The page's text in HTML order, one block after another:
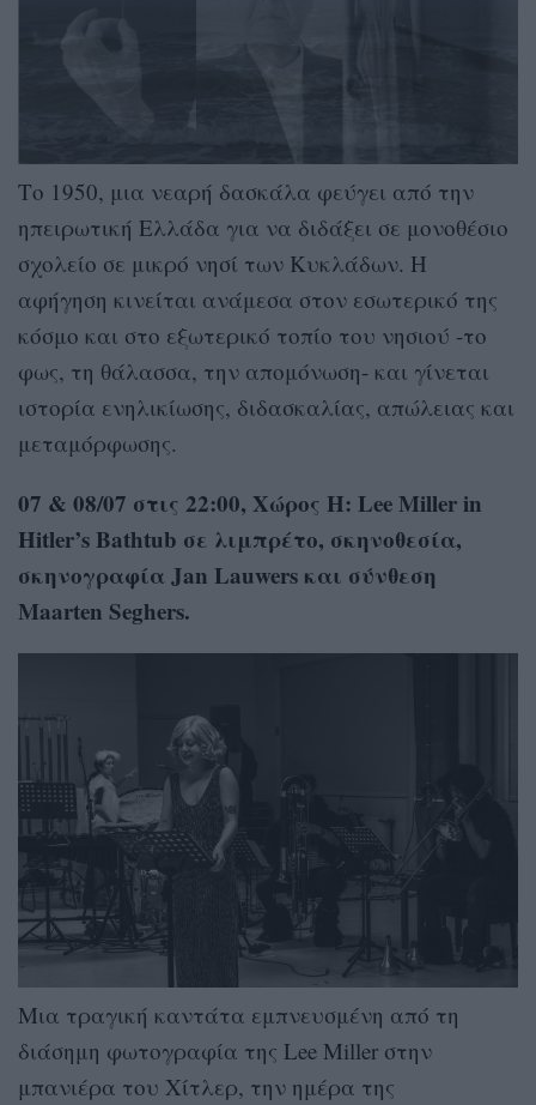
Το 1950, μια νεαρή δασκάλα φεύγει από την
ηπειρωτική Ελλάδα για να διδάξει σε μονοθέσιο
σχολείο σε μικρό νησί των Κυκλάδων. Η
αφήγηση κινείται ανάμεσα στον εσωτερικό της
κόσμο και στο εξωτερικό τοπίο του νησιού -το
φως, τη θάλασσα, την απομόνωση- και γίνεται
ιστορία ενηλικίωσης, διδασκαλίας, απώλειας και
μεταμόρφωσης.
07 & 08/07 στις 22:00, Χώρος Η: Lee Miller in
Hitler’s Bathtub σε λιμπρέτο, σκηνοθεσία,
σκηνογραφία Jan Lauwers και σύνθεση
Maarten Seghers.
Μια τραγική καντάτα εμπνευσμένη από τη
διάσημη φωτογραφία της Lee Miller στην
μπανιέρα του Χίτλερ, την ημέρα της